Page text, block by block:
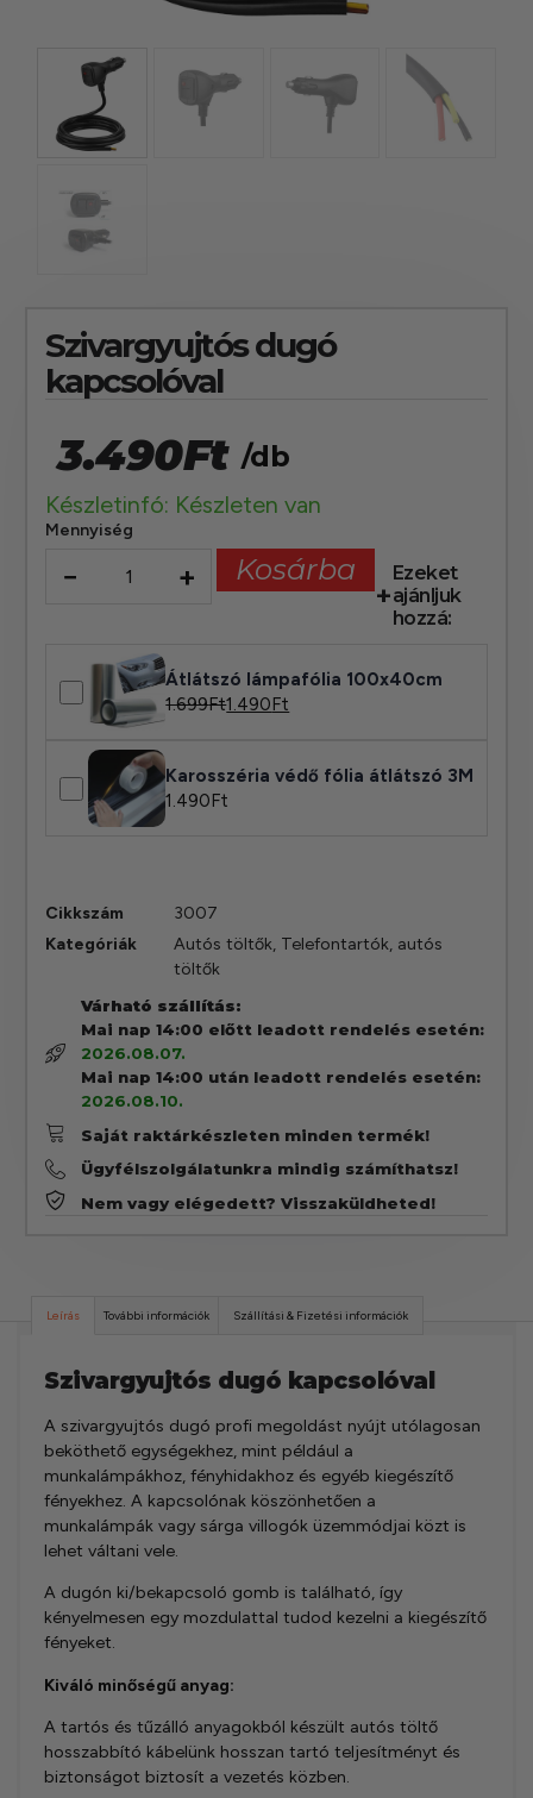
Szivargyujtós dugó
kapcsolóval
3.490Ft /db
Készletinfó: Készleten van
Mennyiség
− + Kosárba
Ezeket
ajánljuk
hozzá:
Átlátszó lámpafólia 100x40cm
1.699Ft1.490Ft
Karosszéria védő fólia átlátszó 3M
1.490Ft
Cikkszám
3007
Kategóriák
Autós töltők, Telefontartók, autós
töltők
Várható szállítás:
Mai nap 14:00 előtt leadott rendelés esetén:
2026.08.07.
Mai nap 14:00 után leadott rendelés esetén:
2026.08.10.
Saját raktárkészleten minden termék!
Ügyfélszolgálatunkra mindig számíthatsz!
Nem vagy elégedett? Visszaküldheted!
Leírás További információk Szállítási & Fizetési információk
Szivargyujtós dugó kapcsolóval
A szivargyujtós dugó profi megoldást nyújt utólagosan
beköthető egységekhez, mint például a
munkalámpákhoz, fényhidakhoz és egyéb kiegészítő
fényekhez. A kapcsolónak köszönhetően a
munkalámpák vagy sárga villogók üzemmódjai közt is
lehet váltani vele.
A dugón ki/bekapcsoló gomb is található, így
kényelmesen egy mozdulattal tudod kezelni a kiegészítő
fényeket.
Kiváló minőségű anyag:
A tartós és tűzálló anyagokból készült autós töltő
hosszabbító kábelünk hosszan tartó teljesítményt és
biztonságot biztosít a vezetés közben.